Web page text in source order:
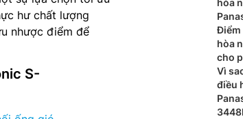
hư chất lượng
nhược điểm để
S-
hòa
Điểm
hòa
cho
Vì
điều